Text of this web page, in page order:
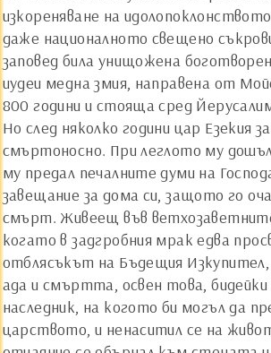
изкореняване на
даже националното свещено
заповед била унищожена
иудеи медна змия, направена от
800 години и стояща сред
Но след няколко години цар Езекия
смъртоносно. При леглото му
му предал печалните думи на
завещание за дома си, защото го
смърт. Живеещ във
когато в задгробния мрак едва
отблясъкът на Бъдещия
ада и смъртта, освен това,
наследник, на когото би могъл да
царството, и ненаситил се на